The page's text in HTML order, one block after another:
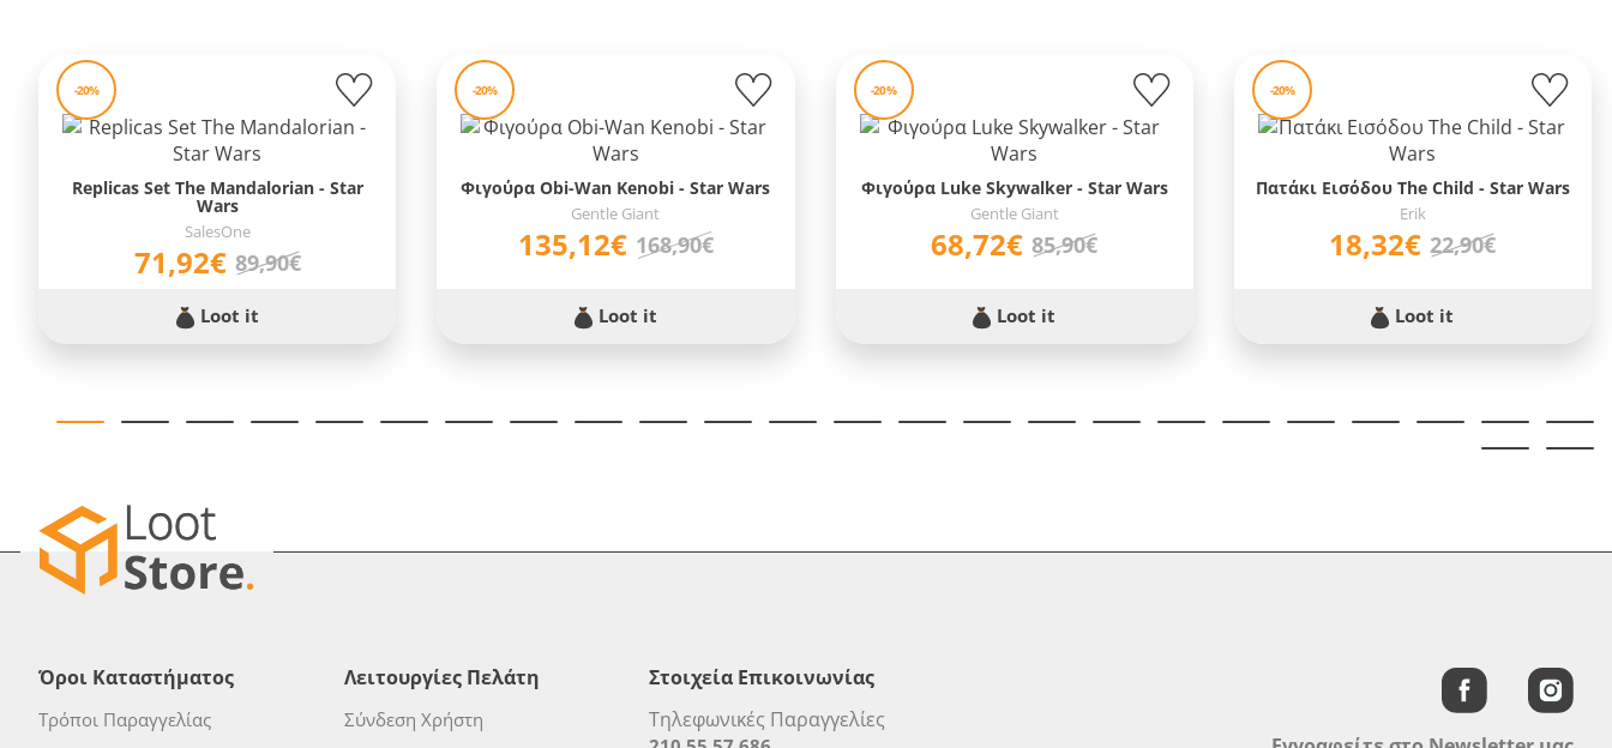
-20%
Replicas Set The Mandalorian - Star
Wars
SalesOne
71,92€ 89,90€
Loot it
-20%
Φιγούρα Obi-Wan Kenobi - Star Wars
Gentle Giant
135,12€ 168,90€
Loot it
-20%
Φιγούρα Luke Skywalker - Star Wars
Gentle Giant
68,72€ 85,90€
Loot it
-20%
Πατάκι Εισόδου The Child - Star Wars
Erik
18,32€ 22,90€
Loot it
Όροι Καταστήματος
Τρόποι Παραγγελίας
Λειτουργίες Πελάτη
Σύνδεση Χρήστη
Στοιχεία Επικοινωνίας
Τηλεφωνικές Παραγγελίες